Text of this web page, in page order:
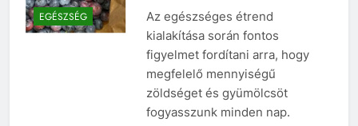
EGÉSZSÉG
Az egészséges étrend
kialakítása során fontos
figyelmet fordítani arra, hogy
megfelelő mennyiségű
zöldséget és gyümölcsöt
fogyasszunk minden nap.